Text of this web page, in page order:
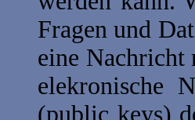
Fragen und
eine Nachricht
elekronische
(public keys)